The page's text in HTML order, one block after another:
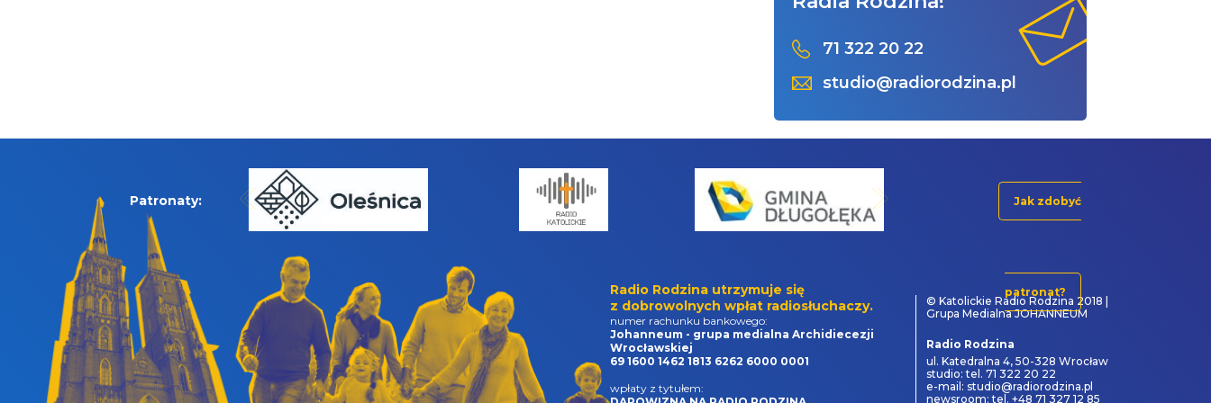
71 322 20 22
studio@radiorodzina.pl
Patronaty: Jak zdobyć
patronat?
Radio Rodzina utrzymuje się
z dobrowolnych wpłat radiosłuchaczy.
numer rachunku bankowego:
Johanneum - grupa medialna Archidiecezji
Wrocławskiej
69 1600 1462 1813 6262 6000 0001
wpłaty z tytułem:
© Katolickie Radio Rodzina 2018 |
Grupa Medialna JOHANNEUM
Radio Rodzina
ul. Katedralna 4, 50-328 Wrocław
studio: tel. 71 322 20 22
e-mail: studio@radiorodzina.pl
newsroom: tel. +48 71 327 12 85